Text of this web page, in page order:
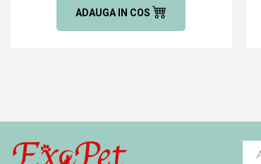
ADAUGA IN COS